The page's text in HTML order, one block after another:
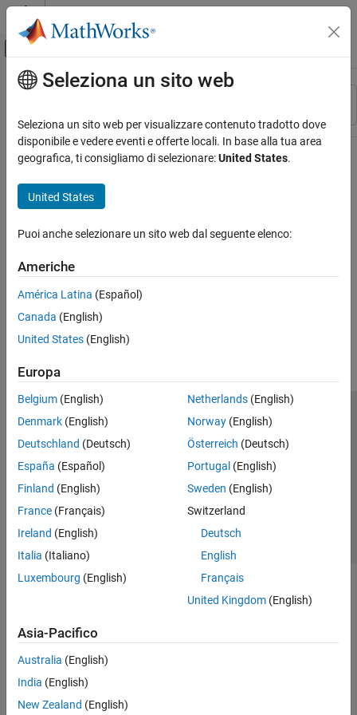
Vai al contenuto
Attiva/disattiva menu di navigazione
Risorsa
Stato
Contenuto principale
Seleziona un sito web
Seleziona un sito web per visualizzare contenuto tradotto dove
disponibile e vedere eventi e offerte locali. In base alla tua area
geografica, ti consigliamo di selezionare:United States.
United States
Puoi anche selezionare un sito web dal seguente elenco:
Americhe
América Latina (Español)
Canada (English)
United States (English)
Europa
Belgium (English)
Denmark (English)
Deutschland (Deutsch)
España (Español)
Finland (English)
France (Français)
Ireland (English)
Italia (Italiano)
Luxembourg (English)
Netherlands(English)
Norway(English)
Österreich (Deutsch)
Portugal (English)
Sweden (English)
Switzerland
Deutsch
English
Français
United Kingdom(English)
Asia-Pacifico
Australia (English)
India (English)
New Zealand (English)
Centro di fiducia
Informativa sulla privacy
Antipirateria
Stato dell'applicazione
Contatti
© 1994-2026 The MathWorks, Inc.